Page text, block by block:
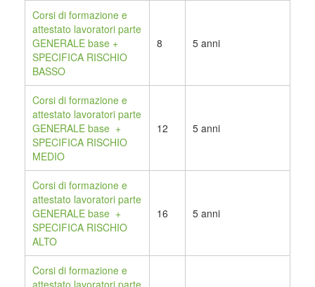
Corsi di formazione e
attestato lavoratori parte
GENERALE base +
SPECIFICA RISCHIO
BASSO
8 5 anni
Corsi di formazione e
attestato lavoratori parte
GENERALE base +
SPECIFICA RISCHIO
MEDIO
12 5 anni
Corsi di formazione e
attestato lavoratori parte
GENERALE base +
SPECIFICA RISCHIO
ALTO
16 5 anni
Corsi di formazione e
attestato lavoratori parte